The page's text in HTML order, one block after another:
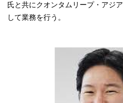
氏と共にクオンタムリープ・アジ
して業務を行う。